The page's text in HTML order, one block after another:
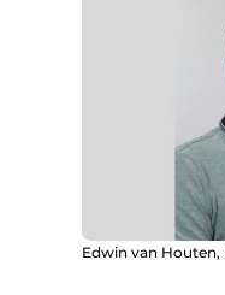
Edwin van Houten,